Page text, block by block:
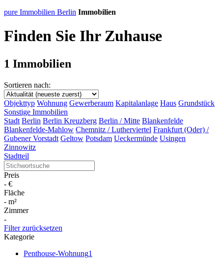
pure Immobilien Berlin Immobilien
Finden Sie Ihr Zuhause
1 Immobilien
Sortieren nach:
Objekttyp Wohnung Gewerberaum Kapitalanlage Haus Grundstück
Sonstige Immobilien
Stadt Berlin Berlin Kreuzberg Berlin / Mitte Blankenfelde
Blankenfelde-Mahlow Chemnitz / Lutherviertel Frankfurt (Oder) /
Gubener Vorstadt Geltow Potsdam Ueckermünde Usingen
Zinnowitz
Stadtteil
Preis
- €
Fläche
- m²
Zimmer
-
Filter zurücksetzen
Kategorie
Penthouse-Wohnung1